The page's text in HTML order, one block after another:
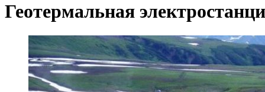
Геотермальная